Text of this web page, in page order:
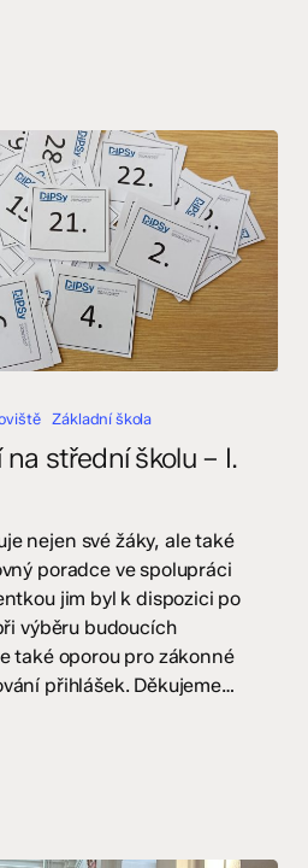
Základní škola
na střední školu – I.
nejen své žáky, ale také
poradce ve spolupráci
jim byl k dispozici po
výběru budoucích
také oporou pro zákonné
přihlášek. Děkujeme…